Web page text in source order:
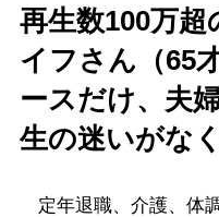
再生数100万超
イフさん（65
ースだけ、夫
生の迷いがな
定年退職、介護、体